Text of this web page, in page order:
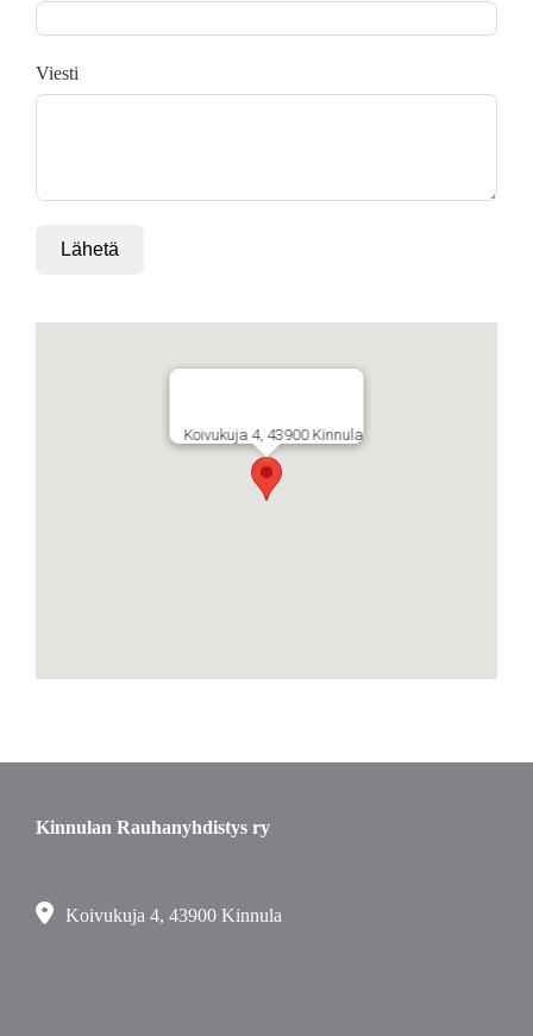
Viesti
Lähetä
Koivukuja 4, 43900 Kinnula
Kinnulan Rauhanyhdistys ry
Koivukuja 4, 43900 Kinnula